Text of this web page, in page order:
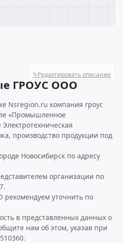
✎Редактировать описание
ГРОУС ООО
Nsregion.ru компания гроус
«Промышленное
производство продукции под
Новосибирск по адресу
организации по
уточнить по
в представленных данных о
нам об этом, указав при